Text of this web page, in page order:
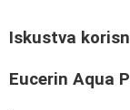
Iskustva
Eucerin Aqua